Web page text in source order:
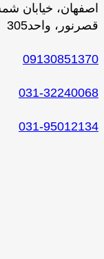
اصفهان، خیابان
قصرنور، واحد305
09130851370
031-32240068
031-95012134